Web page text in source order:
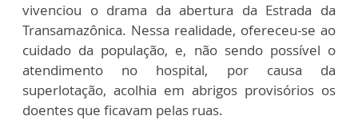
vivenciou o drama da abertura da Estrada da
Transamazônica. Nessa realidade, ofereceu-se ao
cuidado da população, e, não sendo possível o
atendimento no hospital, por causa da
superlotação, acolhia em abrigos provisórios os
doentes que ficavam pelas ruas.